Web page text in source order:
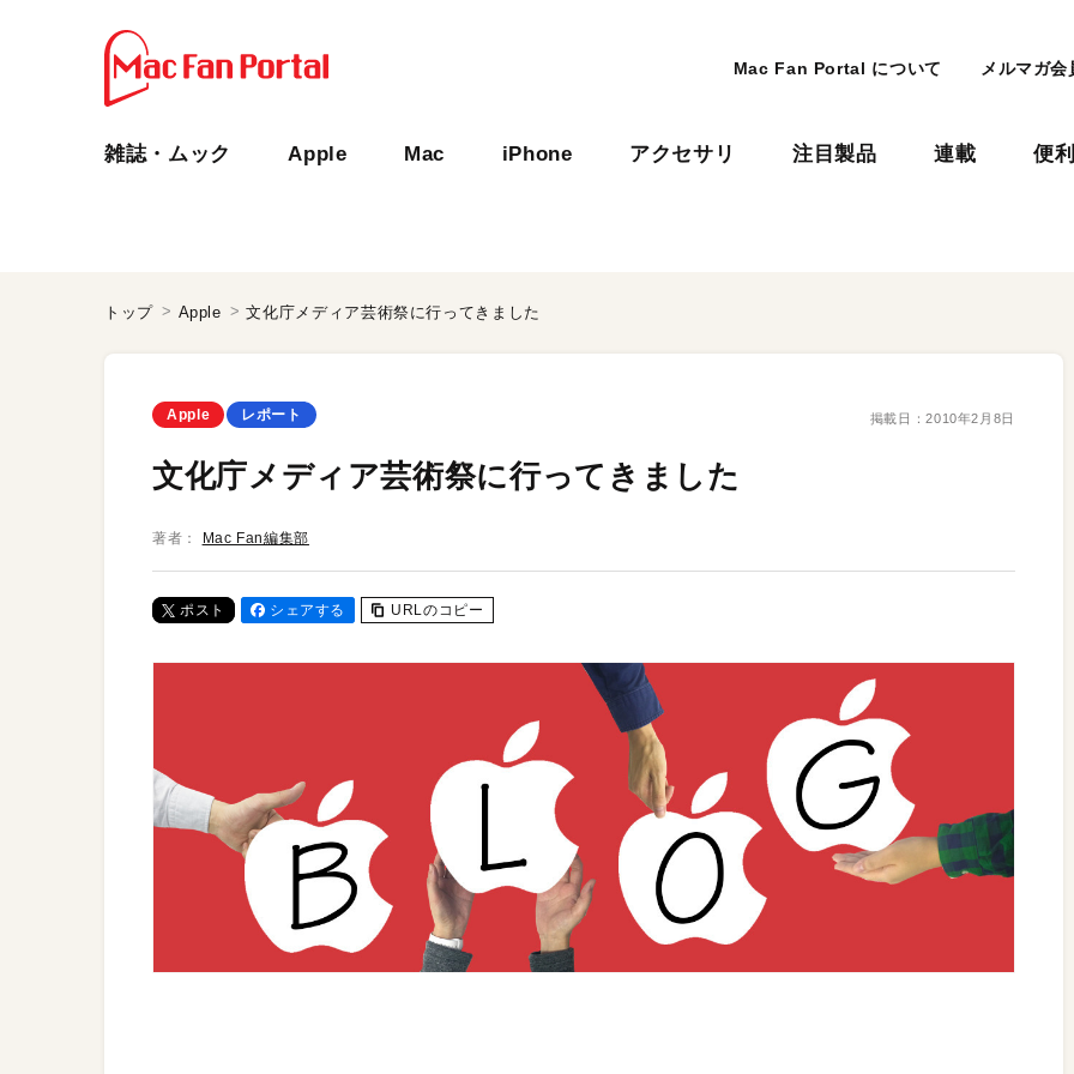
Mac Fan Portal について メルマガ会
雑誌・ムック Apple Mac iPhone アクセサリ 注目製品 連載 便
トップ Apple 文化庁メディア芸術祭に行ってきました
Apple レポート 掲載日：2010年2月8日
文化庁メディア芸術祭に行ってきました
著者： Mac Fan編集部
ポスト シェアする URLのコピー